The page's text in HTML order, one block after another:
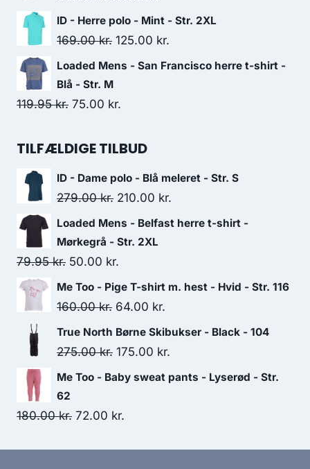
price
was:
price
is:
ID - Herre polo - Mint - Str. 2XL
169.00kr. Original
price
169.00 kr..
125.00 kr.
price
Loaded Mens - San Francisco herre t-shirt -
Blå - Str. M
119.95kr. Original
was:
75.00 kr.
is:
TILFÆLDIGE TILBUD
ID - Dame polo - Blå meleret - Str. S
279.00kr. Original
price
was:
210.00 kr.
price
Loaded Mens - Belfast herre t-shirt -
Mørkegrå - Str. 2XL
79.95kr. Original
price
was:
50.00 kr.
price
is:
Me Too - Pige T-shirt m. hest - Hvid - Str. 116
160.00kr. Original
price
was:
64.00 kr.
price
is:
True North Børne Skibukser - Black - 104
275.00kr. Original
price
275.00 kr..
175.00 kr.
price
Me Too - Baby sweat pants - Lyserød - Str.
62
180.00kr. Original
72.00 kr.